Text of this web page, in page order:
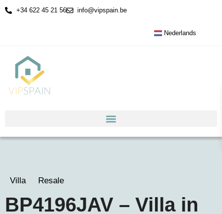
+34 622 45 21 56 info@vipspain.be
Nederlands
Villa Resale
BP4196JAV – Villa in